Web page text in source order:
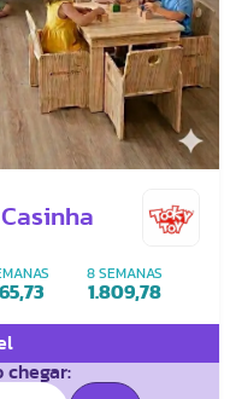
8 SEMANAS
1.809,78
chegar: